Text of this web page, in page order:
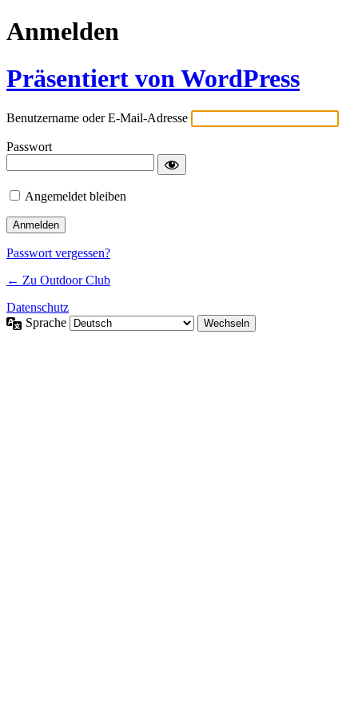
Anmelden
Präsentiert von WordPress
Benutzername oder E-Mail-Adresse
Passwort
Angemeldet bleiben
Passwort vergessen?
← Zu Outdoor Club
Datenschutz
Sprache